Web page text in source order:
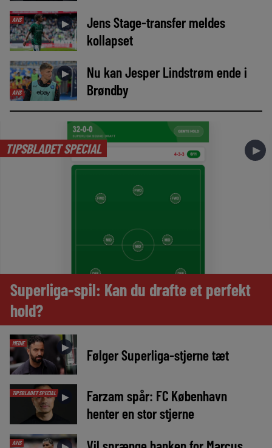
AVIS ►
Jens Stage-transfer meldes
kollapset
AVIS
►
Nu kan Jesper Lindstrøm ende i
Brøndby
TIPSBLADET SPECIAL ►
Superliga-spil: Kan du drafte et perfekt
hold?
MEDIE ► Følger Superliga-stjerne tæt
TIPSBLADET SPECIAL ►
Farzam spår: FC København
henter en stor stjerne
AVIS